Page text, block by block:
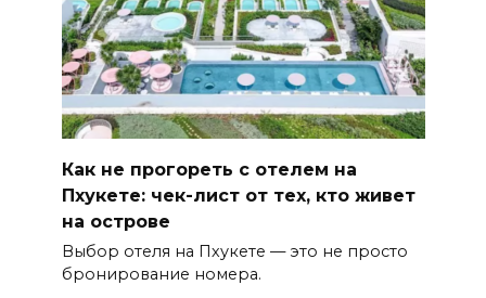
Как не прогореть с отелем на
Пхукете: чек-лист от тех, кто живет
на острове
Выбор отеля на Пхукете — это не просто
бронирование номера.